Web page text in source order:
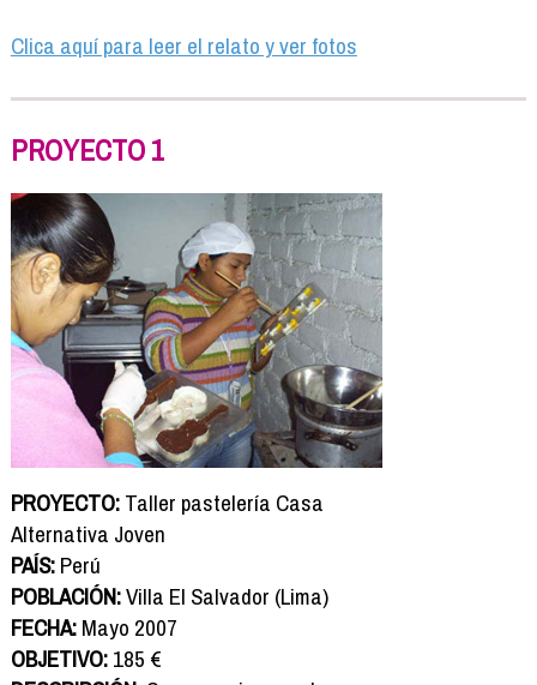
Clica aquí para leer el relato y ver fotos
PROYECTO 1
PROYECTO:Taller pastelería Casa
Alternativa Joven
PAÍS:Perú
POBLACIÓN:Villa El Salvador (Lima)
FECHA:Mayo 2007
OBJETIVO:185 €